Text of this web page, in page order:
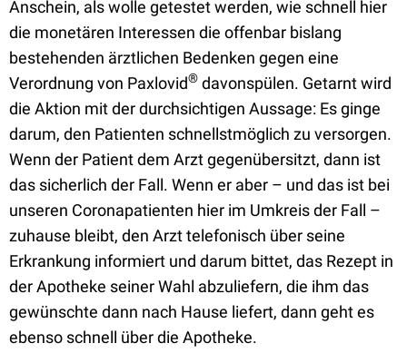
Anschein, als wolle getestet werden, wie schnell hier
die monetären Interessen die offenbar bislang
bestehenden ärztlichen Bedenken gegen eine
Verordnung von Paxlovid® davonspülen. Getarnt wird
die Aktion mit der durchsichtigen Aussage: Es ginge
darum, den Patienten schnellstmöglich zu versorgen.
Wenn der Patient dem Arzt gegenübersitzt, dann ist
das sicherlich der Fall. Wenn er aber – und das ist bei
unseren Coronapatienten hier im Umkreis der Fall –
zuhause bleibt, den Arzt telefonisch über seine
Erkrankung informiert und darum bittet, das Rezept in
der Apotheke seiner Wahl abzuliefern, die ihm das
gewünschte dann nach Hause liefert, dann geht es
ebenso schnell über die Apotheke.